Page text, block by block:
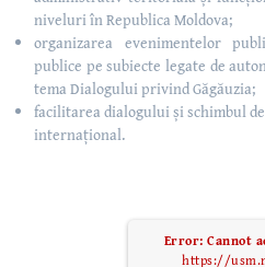
niveluri în Republica Moldova;
organizarea evenimentelor
publice pe subiecte legate de
tema Dialogului privind Găgăuzia;
facilitarea dialogului și schimbul
internațional.
Error: Cannot
https://